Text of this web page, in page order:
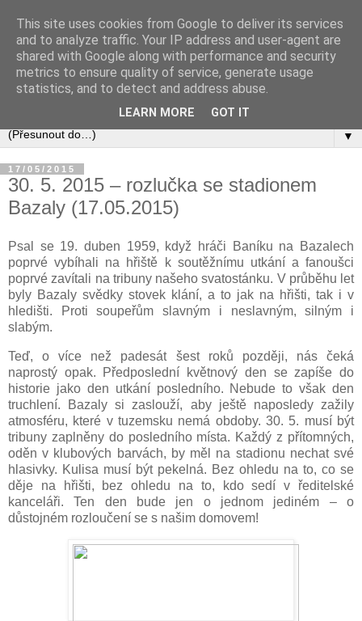
▼
17/05/2015
30. 5. 2015 – rozlučka se stadionem
Bazaly (17.05.2015)
Psal se 19. duben 1959, když hráči Baníku na Bazalech
poprvé vybíhali na hřiště k soutěžnímu utkání a fanoušci
poprvé zavítali na tribuny našeho svatostánku. V průběhu let
byly Bazaly svědky stovek klání, a to jak na hřišti, tak i v
hledišti. Proti soupeřům slavným i neslavným, silným i
slabým.
Teď, o více než padesát šest roků později, nás čeká
naprostý opak. Předposlední květnový den se zapíše do
historie jako den utkání posledního. Nebude to však den
truchlení. Bazaly si zaslouží, aby ještě naposledy zažily
atmosféru, které v tuzemsku nemá obdoby. 30. 5. musí být
tribuny zaplněny do posledního místa. Každý z přítomných,
oděn v klubových barvách, by měl na stadionu nechat své
hlasivky. Kulisa musí být pekelná. Bez ohledu na to, co se
děje na hřišti, bez ohledu na to, kdo sedí v ředitelské
kanceláři. Ten den bude jen o jednom jediném – o
důstojném rozloučení se s našim domovem!
This site uses cookies from Google to deliver its services
and to analyze traffic. Your IP address and user-agent are
shared with Google along with performance and security
metrics to ensure quality of service, generate usage
statistics, and to detect and address abuse.
LEARN MORE GOT IT